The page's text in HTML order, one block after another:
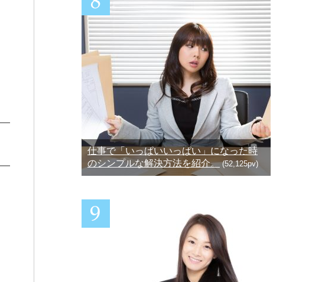
仕事で「いっぱいいっぱい」になった時
のシンプルな解決方法を紹介。(52,125pv)